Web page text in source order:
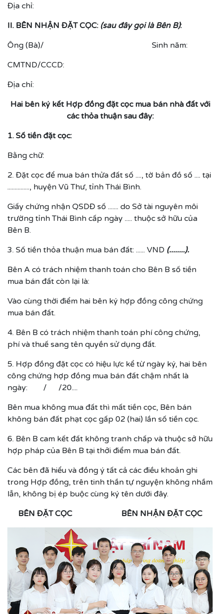
Địa chỉ:
II. BÊN NHẬN ĐẶT CỌC: (sau đây gọi là Bên B):
Ông (Bà)/ Sinh năm:
CMTND/CCCD:
Địa chỉ:
Hai bên ký kết Hợp đồng đặt cọc mua bán nhà đất với
các thỏa thuận sau đây:
1. Số tiền đặt cọc:
Bằng chữ:
2. Đặt cọc để mua bán thửa đất số ...., tờ bản đồ số .... tại
..............., huyện Vũ Thư, tỉnh Thái Bình.
Giấy chứng nhận QSDĐ số ....... do Sở tài nguyên môi
trường tỉnh Thái Bình cấp ngày ..... thuộc sở hữu của
Bên B.
3. Số tiền thỏa thuận mua bán đất: ...... VND (........).
Bên A có trách nhiệm thanh toán cho Bên B số tiền
mua bán đất còn lại là:
Vào cùng thời điểm hai bên ký hợp đồng công chứng
mua bán đất.
4. Bên B có trách nhiệm thanh toán phí công chứng,
phí và thuế sang tên quyền sử dụng đất.
5. Hợp đồng đặt cọc có hiệu lực kể từ ngày ký, hai bên
công chứng hợp đồng mua bán đất chậm nhất là
ngày: / /20....
Bên mua không mua đất thì mất tiền cọc, Bên bán
không bán đất phạt cọc gấp 02 (hai) lần số tiền cọc.
6. Bên B cam kết đất không tranh chấp và thuộc sở hữu
hợp pháp của Bên B tại thởi điểm mua bán đất.
Các bên đã hiểu và đồng ý tất cả các điều khoản ghi
trong Hợp đồng, trên tinh thần tự nguyện không nhầm
lẫn, không bị ép buộc cùng ký tên dưới đây.
BÊN ĐẶT CỌC BÊN NHẬN ĐẶT CỌC